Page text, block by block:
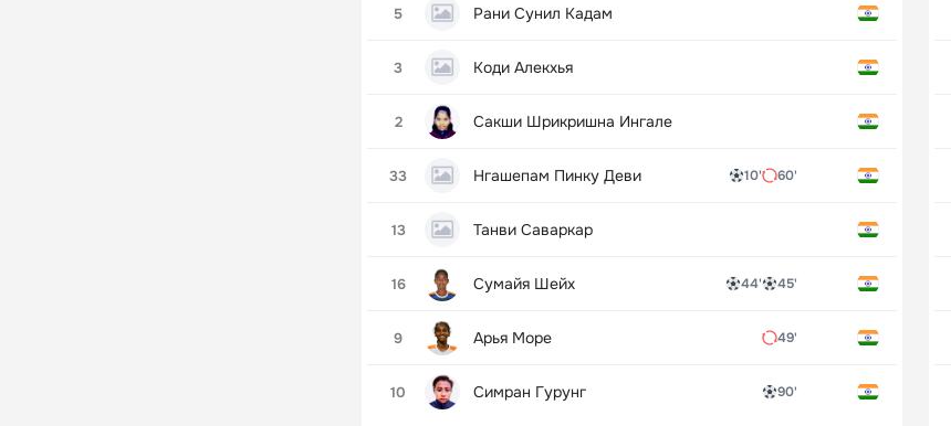
5 Рани Сунил Кадам
3 Коди Алекхья
2 Сакши Шрикришна Ингале
33 Нгашепам Пинку Деви 10' 60'
13 Танви Саваркар
16 Сумайя Шейх 44' 45'
9 Арья Море 49'
10 Симран Гурунг 90'